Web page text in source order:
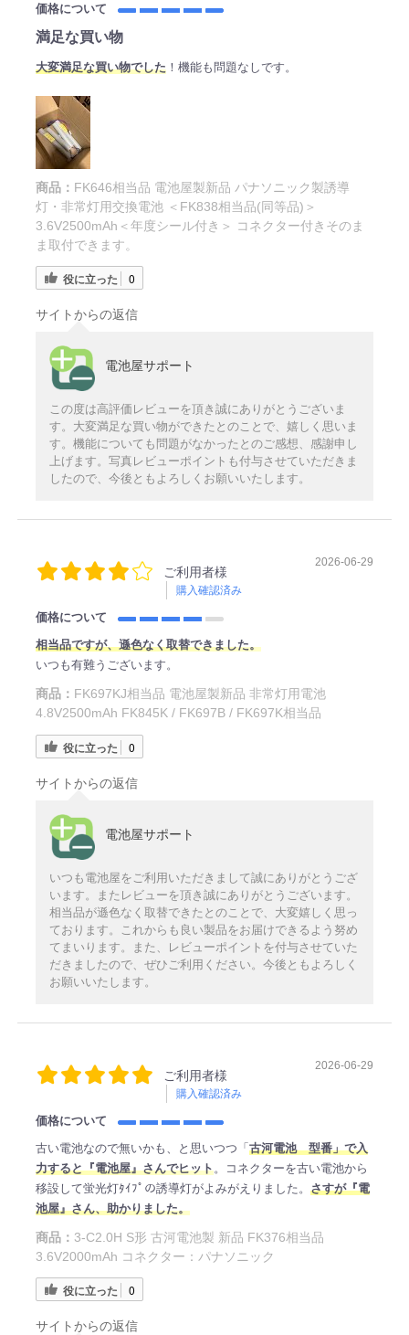
価格について
満足な買い物
大変満足な買い物でした！機能も問題なしです。
商品： FK646相当品 電池屋製新品 パナソニック製誘導
灯・非常灯用交換電池 ＜FK838相当品(同等品)＞
3.6V2500mAh＜年度シール付き＞ コネクター付きそのま
ま取付できます。
役に立った 0
サイトからの返信
電池屋サポート
この度は高評価レビューを頂き誠にありがとうございま
す。大変満足な買い物ができたとのことで、嬉しく思いま
す。機能についても問題がなかったとのご感想、感謝申し
上げます。写真レビューポイントも付与させていただきま
したので、今後ともよろしくお願いいたします。
ご利用者様
購入確認済み
2026-06-29
価格について
相当品ですが、遜色なく取替できました。
いつも有難うございます。
商品： FK697KJ相当品 電池屋製新品 非常灯用電池
4.8V2500mAh FK845K / FK697B / FK697K相当品
役に立った 0
サイトからの返信
電池屋サポート
いつも電池屋をご利用いただきまして誠にありがとうござ
います。またレビューを頂き誠にありがとうございます。
相当品が遜色なく取替できたとのことで、大変嬉しく思っ
ております。これからも良い製品をお届けできるよう努め
てまいります。また、レビューポイントを付与させていた
だきましたので、ぜひご利用ください。今後ともよろしく
お願いいたします。
ご利用者様
購入確認済み
2026-06-29
価格について
古い電池なので無いかも、と思いつつ「 古河電池 型番」で入
力すると『電池屋』さんでヒット。コネクターを古い電池から
移設して蛍光灯ﾀｲﾌﾟの誘導灯がよみがえりました。 さすが『電
池屋』さん、助かりました。
商品： 3-C2.0H S形 古河電池製 新品 FK376相当品
3.6V2000mAh コネクター：パナソニック
役に立った 0
サイトからの返信